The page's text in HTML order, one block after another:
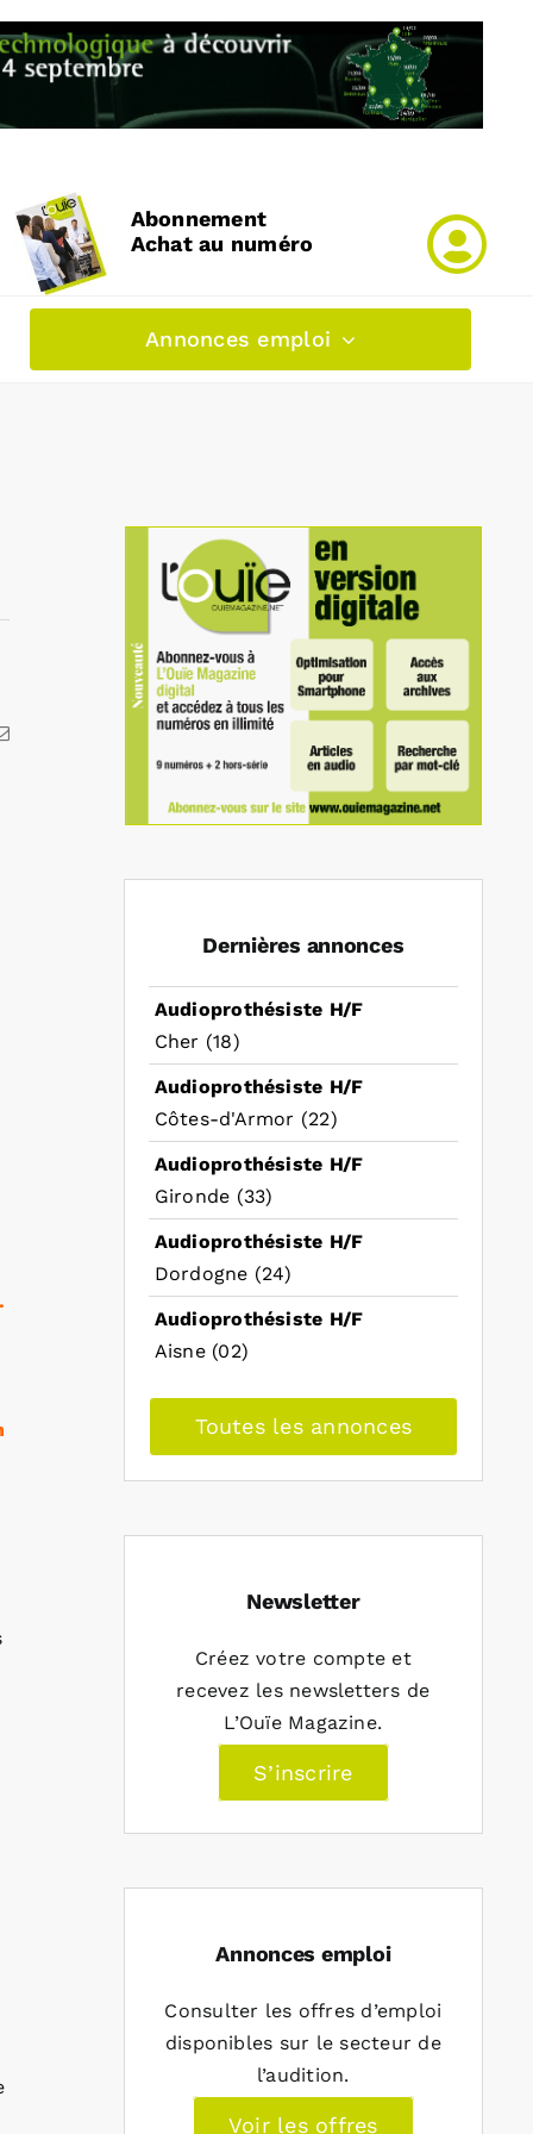
Abonnement
Achat au numéro
Annonces emploi
Email
Dernières annonces
Audioprothésiste H/F
Cher (18)
Audioprothésiste H/F
Côtes-d'Armor (22)
Audioprothésiste H/F
Gironde (33)
Audioprothésiste H/F
Dordogne (24)
Audioprothésiste H/F
Aisne (02)
Toutes les annonces
Newsletter
Créez votre compte et
recevez les newsletters de
L’Ouïe Magazine.
S’inscrire
Annonces emploi
Consulter les offres d’emploi
disponibles sur le secteur de
l’audition.
Voir les offres